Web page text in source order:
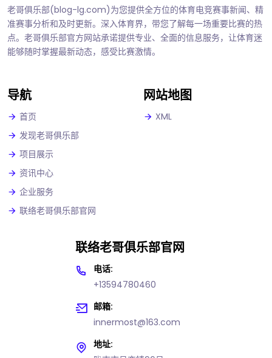
老哥俱乐部(blog-lg.com)为您提供全方位的体育电竞赛事新闻、精
准赛事分析和及时更新。深入体育界，带您了解每一场重要比赛的热
点。老哥俱乐部官方网站承诺提供专业、全面的信息服务，让体育迷
能够随时掌握最新动态，感受比赛激情。
导航
首页
发现老哥俱乐部
项目展示
资讯中心
企业服务
联络老哥俱乐部官网
网站地图
XML
联络老哥俱乐部官网
电话:
+13594780460
邮箱:
innermost@163.com
地址: